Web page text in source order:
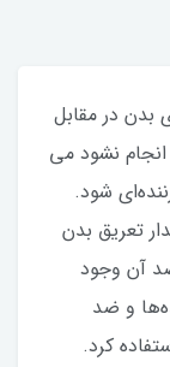
در مقابل
انجام نشود می
شود.
تعریق بدن
آن وجود
و ضد
کرد.